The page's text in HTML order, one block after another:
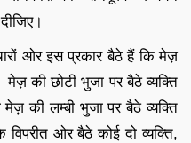
ओर इस प्रकार बैठे हैं कि मेज़
मेज़ की छोटी भुजा पर बैठे व्यक्ति
की लम्बी भुजा पर बैठे व्यक्ति
ओर बैठे कोई दो व्यक्ति,